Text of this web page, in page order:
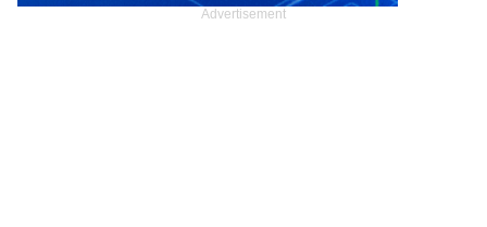
Advertisement